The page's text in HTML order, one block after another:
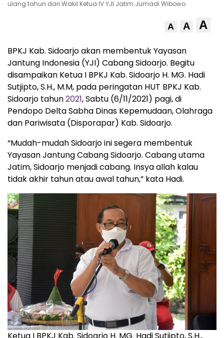
ulang tahun dari Wakil Ketua IV YJI Jatim Jumadi Wibowo
A A A
BPKJ Kab. Sidoarjo akan membentuk Yayasan
Jantung Indonesia (YJI) Cabang Sidoarjo. Begitu
disampaikan Ketua I BPKJ Kab. Sidoarjo H. MG. Hadi
Sutjipto, S.H., M.M, pada peringatan HUT BPKJ Kab.
Sidoarjo tahun2021, Sabtu (6/11/2021) pagi, di
Pendopo Delta Sabha Dinas Kepemudaan, Olahraga
dan Pariwisata (Disporapar) Kab. Sidoarjo.
“Mudah-mudah Sidoarjo ini segera membentuk
Yayasan Jantung Cabang Sidoarjo. Cabang utama
Jatim, Sidoarjo menjadi cabang. Insya allah kalau
tidak akhir tahun atau awal tahun,” kata Hadi.
Ketua I BPKJ Kab. Sidoarjo H. MG. Hadi Sutjipto, S.H.,